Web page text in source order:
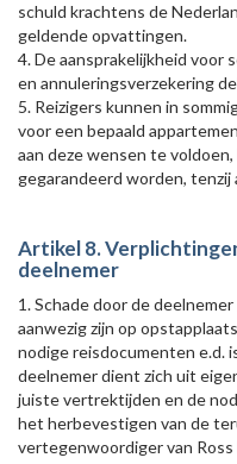
schuld krachtens de
geldende opvattingen.
4. De aansprakelijkheid voor
en annuleringsverzekering
5. Reizigers kunnen in
voor een bepaald
aan deze wensen te
gegarandeerd worden,
Artikel 8.
deelnemer
1. Schade door de
aanwezig zijn op
nodige reisdocumenten e.d.
deelnemer dient zich uit
juiste vertrektijden en de
het herbevestigen van de
vertegenwoordiger van